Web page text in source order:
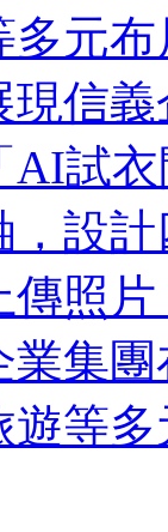
多元
現信
AI試
設
傳照
業集
等